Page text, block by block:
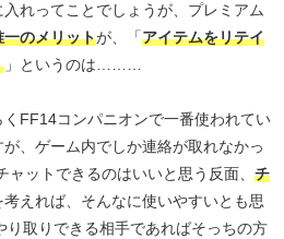
れってことでしょうが、プレミアム
一のメリットが、「アイテムをリテイ
」というのは………
FF14コンパニオンで一番使われてい
、ゲーム内でしか連絡が取れなかっ
ットできるのはいいと思う反面、 チ
考えれば、そんなに使いやすいとも思
り取りできる相手であればそっちの方